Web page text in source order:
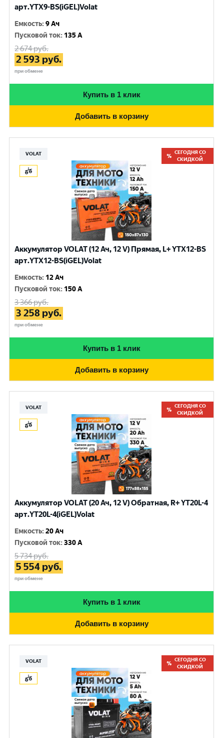
арт.YTX9-BS(iGEL)Volat
Емкость:9 Ач
Пусковой ток: 135 A
2 674руб.
2 593 руб.
при обмене
Купить в 1 клик
Добавить в корзину
VOLAT
СЕГОДНЯ СО
СКИДКОЙ
Аккумулятор VOLAT (12 Ач, 12 V) Прямая, L+ YTX12-BS
арт.YTX12-BS(iGEL)Volat
Емкость: 12 Ач
Пусковой ток: 150 A
3 366руб.
3 258 руб.
при обмене
Купить в 1 клик
Добавить в корзину
VOLAT
СЕГОДНЯ СО
СКИДКОЙ
Аккумулятор VOLAT (20 Ач, 12 V) Обратная, R+ YT20L-4
арт.YT20L-4(iGEL)Volat
Емкость:20 Ач
Пусковой ток:330 A
5 734руб.
5 554 руб.
при обмене
Купить в 1 клик
Добавить в корзину
VOLAT
СЕГОДНЯ СО
СКИДКОЙ